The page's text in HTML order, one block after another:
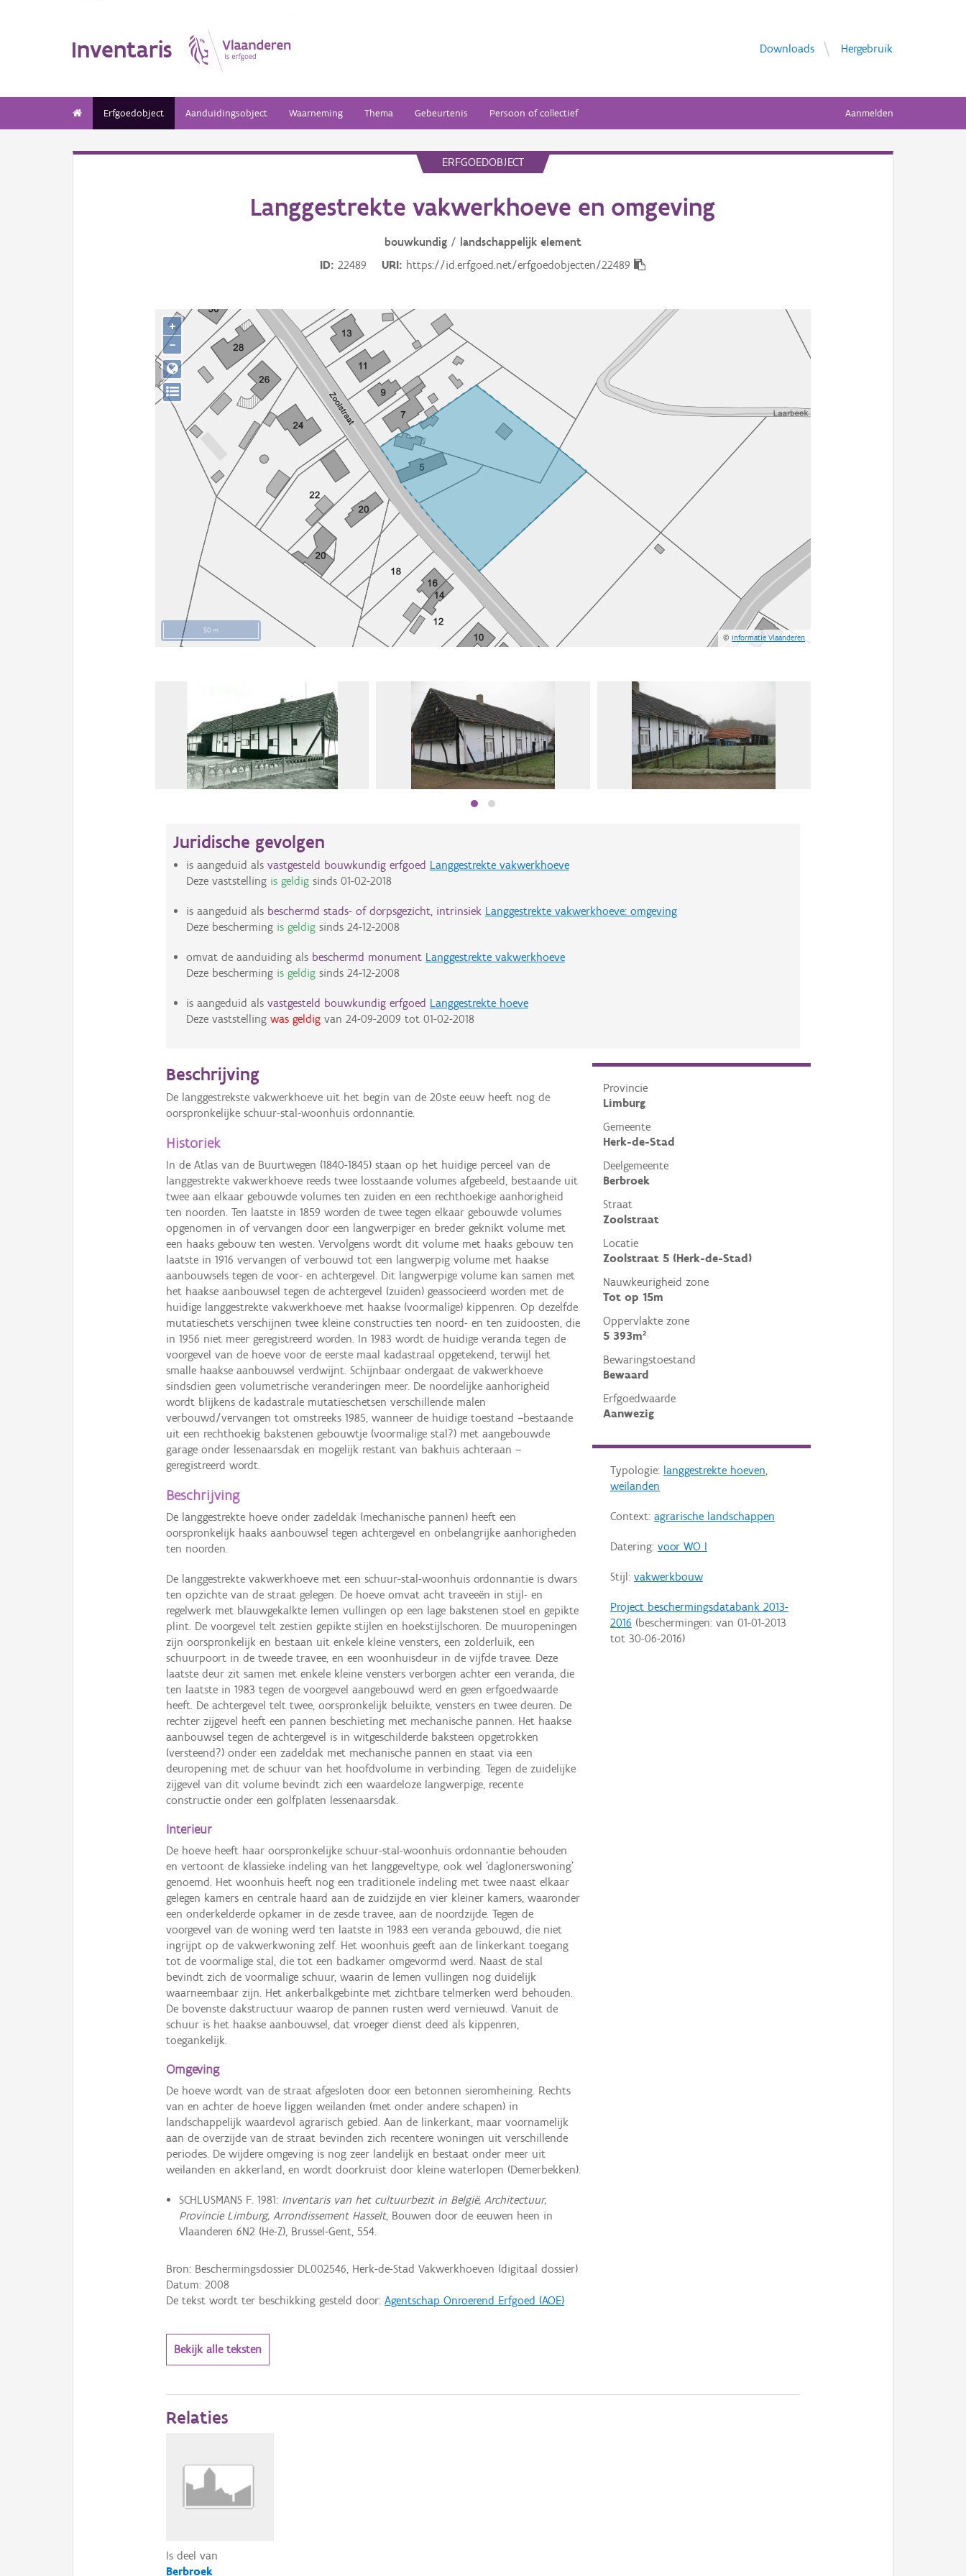
Inventaris Downloads Hergebruik
Erfgoedobject Aanduidingsobject Waarneming Thema Gebeurtenis Persoon of collectief Aanmelden
ERFGOEDOBJECT
Langgestrekte vakwerkhoeve en omgeving
bouwkundig/ landschappelijk element
ID
22489 URI https://id.erfgoed.net/erfgoedobjecten/22489
50 m
©Informatie Vlaanderen
+
−
Juridische gevolgen
is aangeduid als vastgesteld bouwkundig erfgoed Langgestrekte vakwerkhoeve
Deze vaststelling is geldigsinds 01-02-2018
is aangeduid als beschermd stads- of dorpsgezicht, intrinsiek Langgestrekte vakwerkhoeve: omgeving
Deze bescherming is geldigsinds 24-12-2008
omvat de aanduiding als beschermd monument Langgestrekte vakwerkhoeve
Deze bescherming is geldigsinds 24-12-2008
is aangeduid als vastgesteld bouwkundig erfgoed Langgestrekte hoeve
Deze vaststelling was geldigvan 24-09-2009 tot 01-02-2018
Provincie
Limburg
Gemeente
Herk-de-Stad
Deelgemeente
Berbroek
Straat
Zoolstraat
Locatie
Zoolstraat 5 (Herk-de-Stad)
Nauwkeurigheid zone
Tot op 15m
Oppervlakte zone
5 393m²
Bewaringstoestand
Bewaard
Erfgoedwaarde
Aanwezig
Typologie: langgestrekte hoeven,
weilanden
Context: agrarische landschappen
Datering: voor WO I
Stijl: vakwerkbouw
Project beschermingsdatabank 2013-
2016 (beschermingen: van 01-01-2013
tot 30-06-2016)
Beschrijving
De langgestrekste vakwerkhoeve uit het begin van de 20ste eeuw heeft nog de
oorspronkelijke schuur-stal-woonhuis ordonnantie.
Historiek
In de Atlas van de Buurtwegen (1840-1845) staan op het huidige perceel van de
langgestrekte vakwerkhoeve reeds twee losstaande volumes afgebeeld, bestaande uit
twee aan elkaar gebouwde volumes ten zuiden en een rechthoekige aanhorigheid
ten noorden. Ten laatste in 1859 worden de twee tegen elkaar gebouwde volumes
opgenomen in of vervangen door een langwerpiger en breder geknikt volume met
een haaks gebouw ten westen. Vervolgens wordt dit volume met haaks gebouw ten
laatste in 1916 vervangen of verbouwd tot een langwerpig volume met haakse
aanbouwsels tegen de voor- en achtergevel. Dit langwerpige volume kan samen met
het haakse aanbouwsel tegen de achtergevel (zuiden) geassocieerd worden met de
huidige langgestrekte vakwerkhoeve met haakse (voormalige) kippenren. Op dezelfde
mutatieschets verschijnen twee kleine constructies ten noord- en ten zuidoosten, die
in 1956 niet meer geregistreerd worden. In 1983 wordt de huidige veranda tegen de
voorgevel van de hoeve voor de eerste maal kadastraal opgetekend, terwijl het
smalle haakse aanbouwsel verdwijnt. Schijnbaar ondergaat de vakwerkhoeve
sindsdien geen volumetrische veranderingen meer. De noordelijke aanhorigheid
wordt blijkens de kadastrale mutatieschetsen verschillende malen
verbouwd/vervangen tot omstreeks 1985, wanneer de huidige toestand –bestaande
uit een rechthoekig bakstenen gebouwtje (voormalige stal?) met aangebouwde
garage onder lessenaarsdak en mogelijk restant van bakhuis achteraan –
geregistreerd wordt.
Beschrijving
De langgestrekte hoeve onder zadeldak (mechanische pannen) heeft een
oorspronkelijk haaks aanbouwsel tegen achtergevel en onbelangrijke aanhorigheden
ten noorden.
De langgestrekte vakwerkhoeve met een schuur-stal-woonhuis ordonnantie is dwars
ten opzichte van de straat gelegen. De hoeve omvat acht traveeën in stijl- en
regelwerk met blauwgekalkte lemen vullingen op een lage bakstenen stoel en gepikte
plint. De voorgevel telt zestien gepikte stijlen en hoekstijlschoren. De muuropeningen
zijn oorspronkelijk en bestaan uit enkele kleine vensters, een zolderluik, een
schuurpoort in de tweede travee, en een woonhuisdeur in de vijfde travee. Deze
laatste deur zit samen met enkele kleine vensters verborgen achter een veranda, die
ten laatste in 1983 tegen de voorgevel aangebouwd werd en geen erfgoedwaarde
heeft. De achtergevel telt twee, oorspronkelijk beluikte, vensters en twee deuren. De
rechter zijgevel heeft een pannen beschieting met mechanische pannen. Het haakse
aanbouwsel tegen de achtergevel is in witgeschilderde baksteen opgetrokken
(versteend?) onder een zadeldak met mechanische pannen en staat via een
deuropening met de schuur van het hoofdvolume in verbinding. Tegen de zuidelijke
zijgevel van dit volume bevindt zich een waardeloze langwerpige, recente
constructie onder een golfplaten lessenaarsdak.
Interieur
De hoeve heeft haar oorspronkelijke schuur-stal-woonhuis ordonnantie behouden
en vertoont de klassieke indeling van het langgeveltype, ook wel 'daglonerswoning'
genoemd. Het woonhuis heeft nog een traditionele indeling met twee naast elkaar
gelegen kamers en centrale haard aan de zuidzijde en vier kleiner kamers, waaronder
een onderkelderde opkamer in de zesde travee, aan de noordzijde. Tegen de
voorgevel van de woning werd ten laatste in 1983 een veranda gebouwd, die niet
ingrijpt op de vakwerkwoning zelf. Het woonhuis geeft aan de linkerkant toegang
tot de voormalige stal, die tot een badkamer omgevormd werd. Naast de stal
bevindt zich de voormalige schuur, waarin de lemen vullingen nog duidelijk
waarneembaar zijn. Het ankerbalkgebinte met zichtbare telmerken werd behouden.
De bovenste dakstructuur waarop de pannen rusten werd vernieuwd. Vanuit de
schuur is het haakse aanbouwsel, dat vroeger dienst deed als kippenren,
toegankelijk.
Omgeving
De hoeve wordt van de straat afgesloten door een betonnen sieromheining. Rechts
van en achter de hoeve liggen weilanden (met onder andere schapen) in
landschappelijk waardevol agrarisch gebied. Aan de linkerkant, maar voornamelijk
aan de overzijde van de straat bevinden zich recentere woningen uit verschillende
periodes. De wijdere omgeving is nog zeer landelijk en bestaat onder meer uit
weilanden en akkerland, en wordt doorkruist door kleine waterlopen (Demerbekken).
SCHLUSMANS F. 1981: Inventaris van het cultuurbezit in België, Architectuur,
Provincie Limburg, Arrondissement Hasselt, Bouwen door de eeuwen heen in
Vlaanderen 6N2 (He-Z), Brussel-Gent, 554.
Bron: Beschermingsdossier DL002546, Herk-de-Stad Vakwerkhoeven (digitaal dossier)
Datum:2008
De tekst wordt ter beschikking gesteld door:Agentschap Onroerend Erfgoed (AOE)
Bekijk alle teksten
Relaties
Is deel van
Berbroek